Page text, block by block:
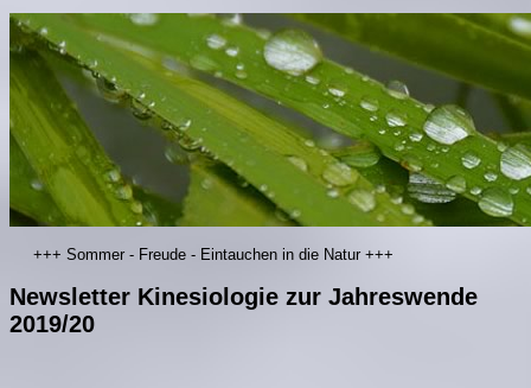
+++ Sommer - Freude - Eintauchen in die Natur +++
Newsletter Kinesiologie zur Jahreswende
2019/20